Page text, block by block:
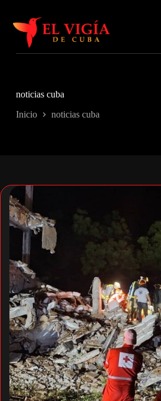
contenido
noticias cuba
Inicio noticias cuba